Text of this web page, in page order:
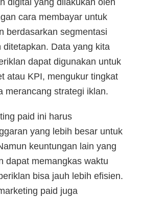
digital yang dilakukan oleh
cara membayar untuk
berdasarkan segmentasi
ditetapkan. Data yang kita
dapat digunakan untuk
atau KPI, mengukur tingkat
merancang strategi iklan.
paid ini harus
yang lebih besar untuk
keuntungan lain yang
dapat memangkas waktu
bisa jauh lebih efisien.
paid juga